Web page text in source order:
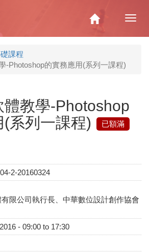
Home
課程
-Photoshop的實務應用(系列一課程)
體教學-Photoshop
系列一課程)
已額滿
2-20160324
限公司執行長、中華數位設計創作協會
- 09:00 to 17:30